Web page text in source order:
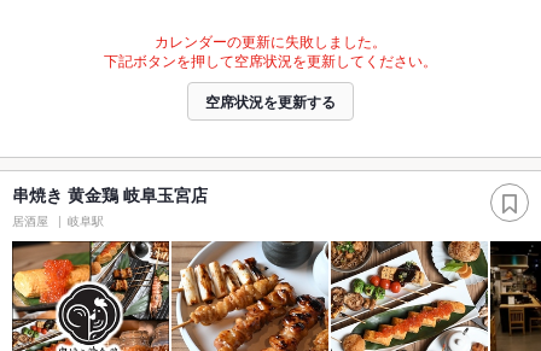
カレンダーの更新に失敗しました。
下記ボタンを押して空席状況を更新してください。
空席状況を更新する
串焼き 黄金鶏 岐阜玉宮店
居酒屋 岐阜駅